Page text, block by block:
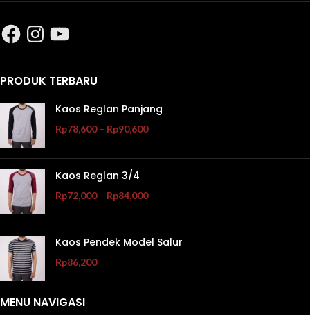
PRODUK TERBARU
Kaos Reglan Panjang
Rp78,600 – Rp90,600
Kaos Reglan 3/4
Rp72,000 – Rp84,000
Kaos Pendek Model Salur
Rp86,200
MENU NAVIGASI